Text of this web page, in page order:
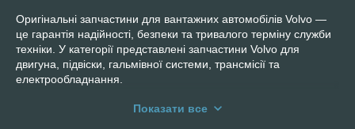
Оригінальні запчастини для вантажних автомобілів Volvo —
це гарантія надійності, безпеки та тривалого терміну служби
техніки. У категорії представлені запчастини Volvo для
двигуна, підвіски, гальмівної системи, трансмісії та
електрообладнання.
що повністю відповідають стандартам виробника. Більшість
Показати все